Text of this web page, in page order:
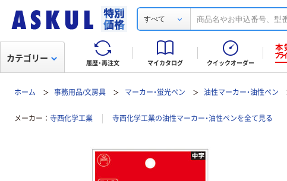
すべて
履歴・再注文 マイカタログ クイックオーダー
カテゴリー
ホーム 事務用品/文房具 マーカー・蛍光ペン 油性マーカー・油性ペン
メーカー 寺西化学工業 寺西化学工業の油性マーカー・油性ペンを全て見る